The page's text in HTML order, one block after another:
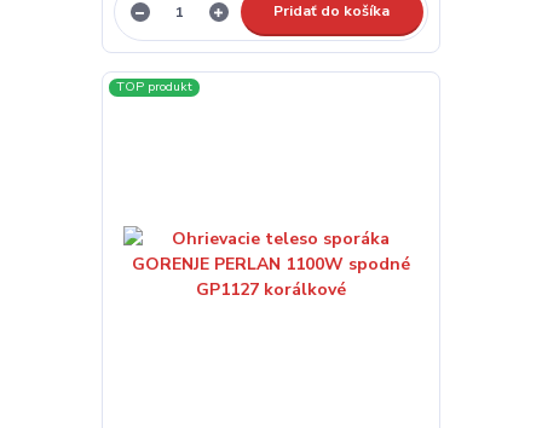
Pridať do košíka
TOP produkt